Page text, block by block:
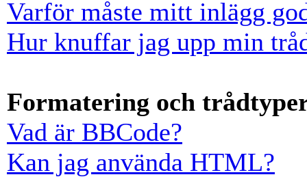
Varför måste mitt inlägg
Hur knuffar jag upp min
Formatering och
Vad är BBCode?
Kan jag använda HTML?